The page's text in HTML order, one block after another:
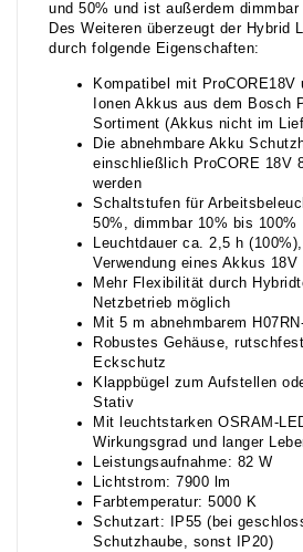
und 50% und ist außerdem
Des Weiteren überzeugt der Hybrid
durch folgende Eigenschaften:
Kompatibel mit ProCORE18V
Ionen Akkus aus dem Bosch
Sortiment (Akkus nicht im
Die abnehmbare Akku
einschließlich ProCORE 18V
werden
Schaltstufen für
50%, dimmbar 10% bis 100%
Leuchtdauer ca. 2,5 h
Verwendung eines Akkus 18V
Mehr Flexibilität durch
Netzbetrieb möglich
Mit 5 m abnehmbarem
Robustes Gehäuse,
Eckschutz
Klappbügel zum Aufstellen
Stativ
Mit leuchtstarken OSRAM-
Wirkungsgrad und langer
Leistungsaufnahme: 82 W
Lichtstrom: 7900 lm
Farbtemperatur: 5000 K
Schutzart: IP55 (bei
Schutzhaube, sonst IP20)